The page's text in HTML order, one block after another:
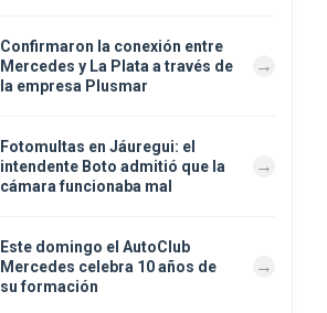
Confirmaron la conexión entre
Mercedes y La Plata a través de
la empresa Plusmar
Fotomultas en Jáuregui: el
intendente Boto admitió que la
cámara funcionaba mal
Este domingo el AutoClub
Mercedes celebra 10 años de
su formación